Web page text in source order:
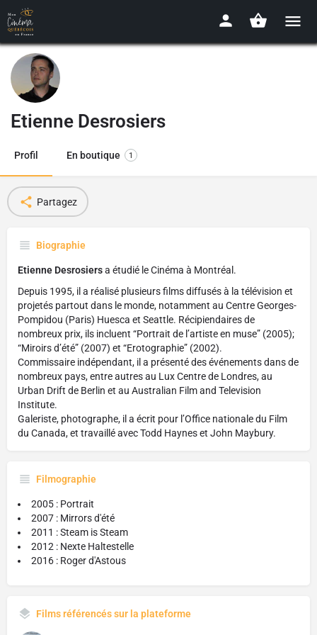
Etienne Desrosiers
Profil En boutique 1
Partagez
Biographie
Etienne Desrosiersa étudié le Cinéma à Montréal.
Depuis 1995, il a réalisé plusieurs films diffusés à la télévision et
projetés partout dans le monde, notamment au Centre Georges-
Pompidou (Paris) Huesca et Seattle. Récipiendaires de
nombreux prix, ils incluent “Portrait de l’artiste en muse” (2005);
“Miroirs d’été” (2007) et “Erotographie” (2002).
Commissaire indépendant, il a présenté des événements dans de
nombreux pays, entre autres au Lux Centre de Londres, au
Urban Drift de Berlin et au Australian Film and Television
Institute.
Galeriste, photographe, il a écrit pour l’Office nationale du Film
du Canada, et travaillé avec Todd Haynes et John Maybury.
Filmographie
2005 : Portrait
2007 : Mirrors d'été
2011 : Steam is Steam
2012 : Nexte Haltestelle
2016 : Roger d'Astous
Films référencés sur la plateforme